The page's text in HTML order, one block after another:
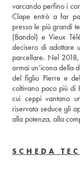
varcando perfino i
Clape entrò a far
presso le più grandi
(Bandol) e Vieux
decisero di adottare
parcellare. Nel
ormai un’icona della
del figlio Pierre e
coltivano poco più di
cui ceppi vantano
riservata seduce gli
alla potenza, alla
SCHEDA